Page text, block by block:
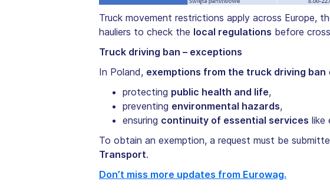
Truck movement restrictions apply across Europe,
hauliers to check the local regulations before
Truck driving ban – exceptions
In Poland, exemptions from the truck driving ban
protecting public health and life,
preventing environmental hazards,
ensuring continuity of essential services like
To obtain an exemption, a request must be
Transport.
Don’t miss more updates from Eurowag.